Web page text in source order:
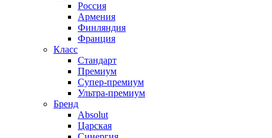
Россия
Армения
Финляндия
Франция
Класс
Стандарт
Премиум
Супер-премиум
Ультра-премиум
Бренд
Absolut
Царская